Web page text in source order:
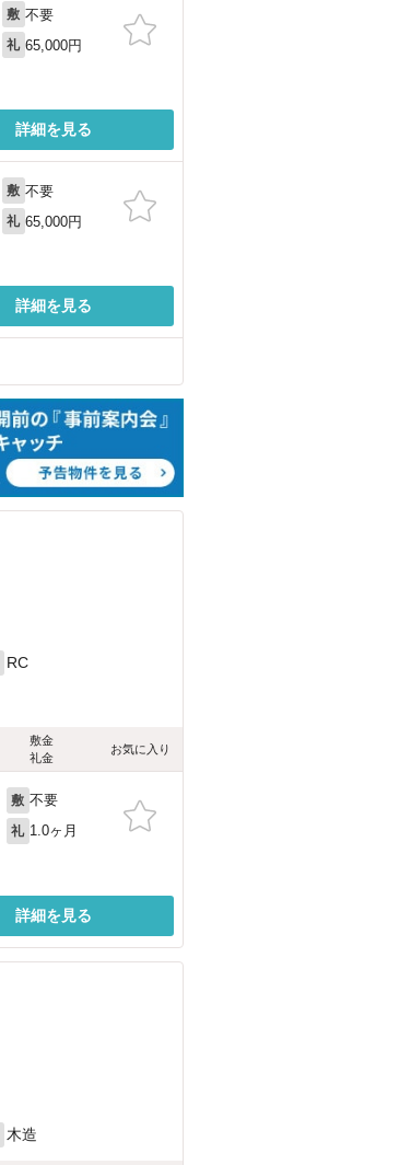
敷 不要
礼 65,000円
詳細を見る
敷 不要
礼 65,000円
詳細を見る
RC
敷金
礼金
お気に入り
敷 不要
礼 1.0ヶ月
詳細を見る
木造